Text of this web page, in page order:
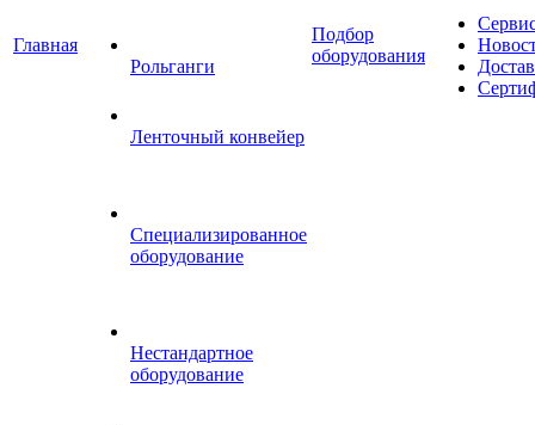
Главная
Рольганги
Ленточный конвейер
Специализированное
оборудование
Нестандартное
оборудование
Подбор
оборудования